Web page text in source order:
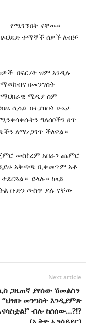
የሚገኙበት ናቸው።
ተማኞች ሰዎች ለብቻ
በፍርሃት ዝም እንዲሉ
በመንግስት
ሚዲያ ስም
ሲሳይ በተያዘበት ሁኔታ
ግለሰቦችን ፀጥ
ለማረጋገጥ ችለዋል።
መስከረም አበራን ጨምሮ
አቅጣጫ ቢቀመጥም አቶ
ይላሉ። ከላይ
ቡድን ውስጥ ያሉ ናቸው
Next article
ጋዜጠኛ ያየሰው ሽመልስን
“ህዝቡ መንግስት እንዲያምጽ
ብሎ ከሰሰው…?!?
(ኢትዮ ኢንሳይደር)